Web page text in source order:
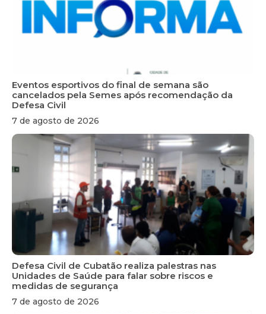
Eventos esportivos do final de semana são
cancelados pela Semes após recomendação da
Defesa Civil
7 de agosto de 2026
Defesa Civil de Cubatão realiza palestras nas
Unidades de Saúde para falar sobre riscos e
medidas de segurança
7 de agosto de 2026